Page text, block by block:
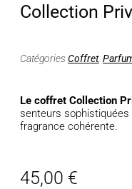
Collection
CatégoriesCoffret,
Le coffret Collection
senteurs
fragrance cohérente.
45,00 €